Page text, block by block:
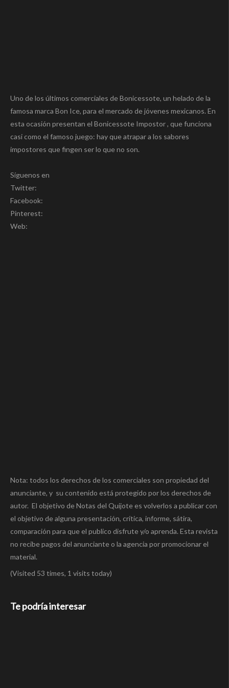
Uno de los últimos comerciales de Bonicessote, un helado de la
famosa marca Bon Ice, para el mercado de jóvenes mexicanos. En
esta ocasión presentan el Bonicessote Impostor , que funciona
casi como el famoso juego: hay que atrapar a los sabores
impostores que fingen ser lo que no son.
Síguenos en
Twitter:
Facebook:
Pinterest:
Web:
Nota: todos los derechos de los comerciales son propiedad del
anunciante, y su contenido está protegido por los derechos de
autor. El objetivo de Notas del Quijote es volverlos a publicar con
el objetivo de alguna presentación, crítica, informe, sátira,
comparación para que el publico disfrute y/o aprenda. Esta revista
no recibe pagos del anunciante o la agencia por promocionar el
material.
(Visited 53 times, 1 visits today)
Te podría interesar